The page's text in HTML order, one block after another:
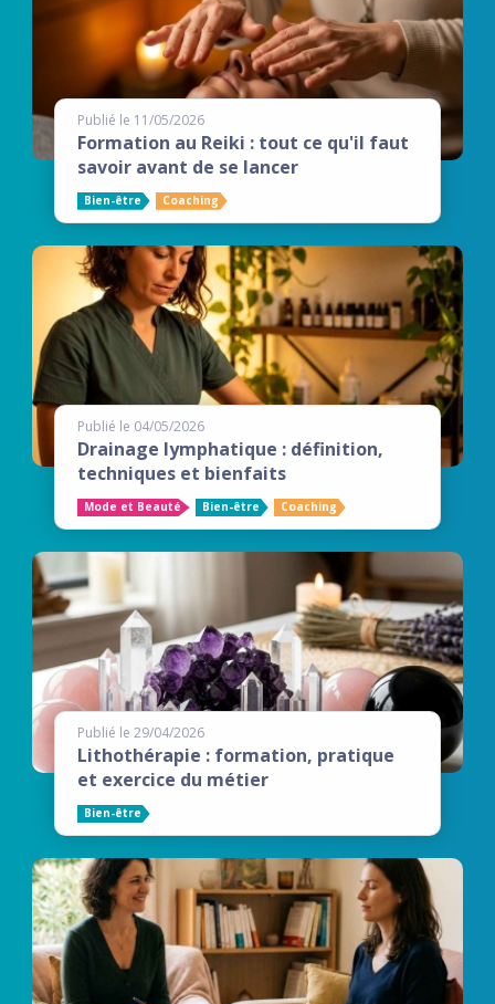
Publié le 11/05/2026
Formation au Reiki : tout ce qu'il faut
savoir avant de se lancer
Bien-être Coaching
Publié le 04/05/2026
Drainage lymphatique : définition,
techniques et bienfaits
Mode et Beauté Bien-être Coaching
Publié le 29/04/2026
Lithothérapie : formation, pratique
et exercice du métier
Bien-être